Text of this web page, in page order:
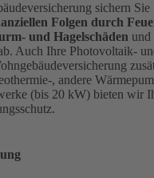
sichern
Folgen durch
und Hagelschäden und
Auch Ihre Photovoltaik-
, andere
(bis 20 kW) bieten wir